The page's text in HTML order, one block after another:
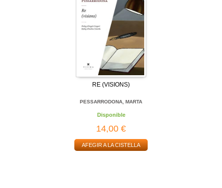
RE (VISIONS)
PESSARRODONA, MARTA
Disponible
14,00 €
AFEGIR A LA CISTELLA